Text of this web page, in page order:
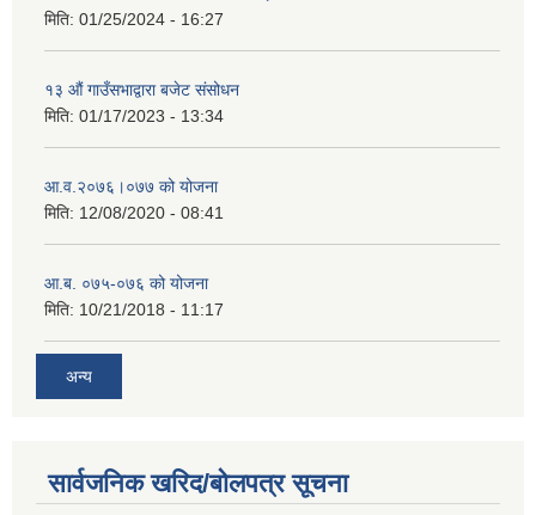
मिति: 01/25/2024 - 16:27
१३ औं गाउँसभाद्वारा बजेट संसोधन
मिति: 01/17/2023 - 13:34
आ‍.व.२०७६।०७७ को योजना
मिति: 12/08/2020 - 08:41
आ.ब. ०७५-०७६ को योजना
मिति: 10/21/2018 - 11:17
अन्य
सार्वजनिक खरिद/बोलपत्र सूचना